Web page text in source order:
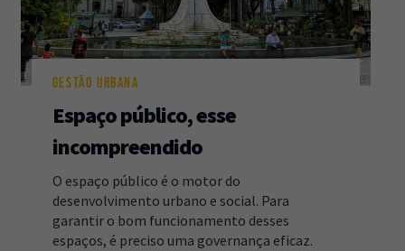
GESTÃO URBANA
Espaço público, esse
incompreendido
O espaço público é o motor do
desenvolvimento urbano e social. Para
garantir o bom funcionamento desses
espaços, é preciso uma governança eficaz.